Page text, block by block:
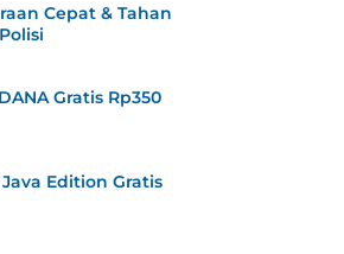
Cepat & Tahan
Gratis Rp350
Edition Gratis